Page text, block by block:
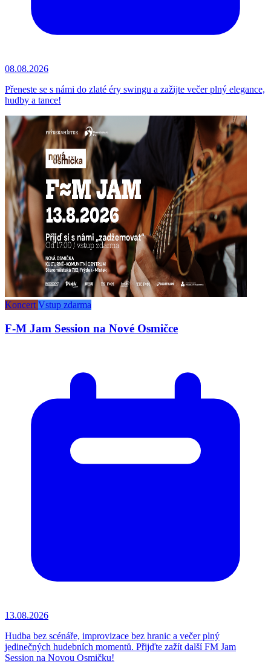
08.08.2026
Přeneste se s námi do zlaté éry swingu a zažijte večer plný elegance,
hudby a tance!
Koncert Vstup zdarma
F-M Jam Session na Nové Osmičce
13.08.2026
Hudba bez scénáře, improvizace bez hranic a večer plný
jedinečných hudebních momentů. Přijďte zažít další FM Jam
Session na Novou Osmičku!